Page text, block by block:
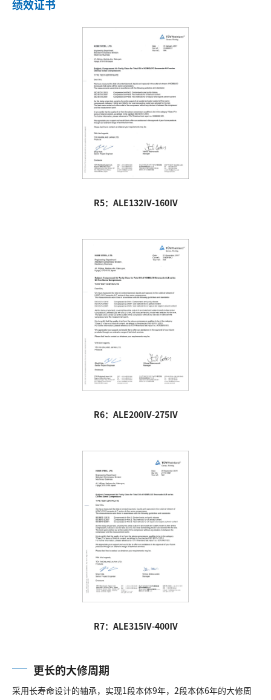
绩效证书
R5：ALE132Ⅳ-160Ⅳ
R6：ALE200Ⅳ-275Ⅳ
R7：ALE315Ⅳ-400Ⅳ
更长的大修周期
采用长寿命设计的轴承，实现1段本体9年，2段本体6年的大修周